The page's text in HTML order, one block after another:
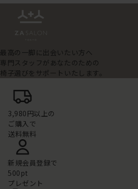
最高の一脚に出会いたい方へ
専門スタッフがあなたのための
椅子選びをサポートいたします。
3,980円以上の
ご購入で
送料無料
新規会員登録で
500pt
プレゼント